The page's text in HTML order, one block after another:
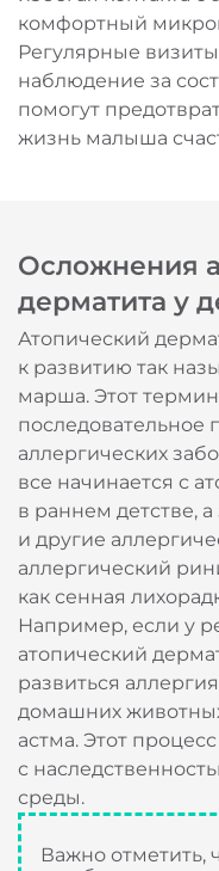
комфортный
Регулярные
наблюдение за
помогут
жизнь малыша
Осложнения
дерматита у
Атопический
к развитию так
марша. Этот
последовательное
аллергических
все начинается с
в раннем детстве,
и другие
аллергический
как сенная
Например, если у
атопический
развиться
домашних
астма. Этот
с
среды.
Важно отметить,